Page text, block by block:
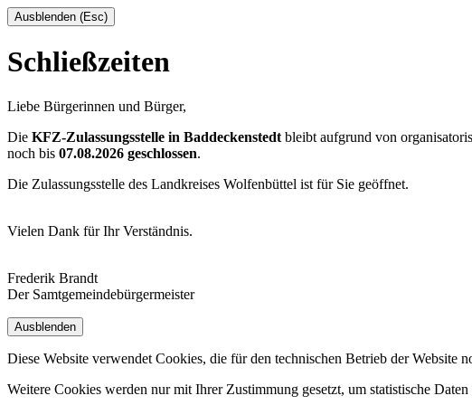
Ausblenden (Esc)
Schließzeiten
Liebe Bürgerinnen und Bürger,
Die KFZ-Zulassungsstelle in Baddeckenstedt bleibt aufgrund von
noch bis 07.08.2026 geschlossen.
Die Zulassungsstelle des Landkreises Wolfenbüttel ist für Sie geöffnet.
Vielen Dank für Ihr Verständnis.
Frederik Brandt
Der Samtgemeindebürgermeister
Ausblenden
Diese Website verwendet Cookies, die für den technischen Betrieb der Website
Weitere Cookies werden nur mit Ihrer Zustimmung gesetzt, um statistische